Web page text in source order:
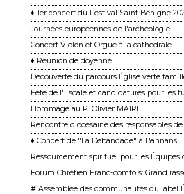
♦ 1er concert du Festival Saint Bénigne
Journées européennes de l'archéologie
Concert Violon et Orgue à la cathédrale
♦ Réunion de doyenné
Découverte du parcours Église verte
Fête de l'Escale et candidatures pour les
Hommage au P. Olivier MAIRE
Rencontre diocésaine des responsables
♦ Concert de "La Débandade" à Bannans
Ressourcement spirituel pour les Équipes
Forum Chrétien Franc-comtois: Grand
# Assemblée des communautés du label